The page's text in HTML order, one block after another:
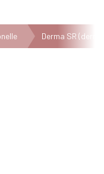
Derma SR